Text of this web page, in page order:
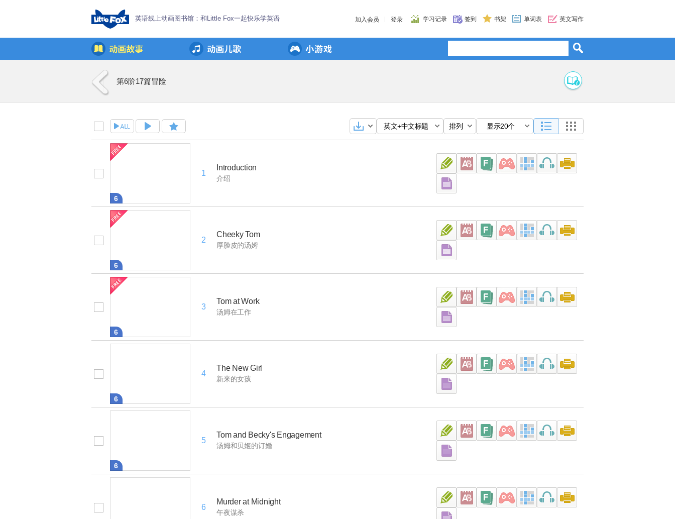
英语线上动画图书馆：和Little Fox一起快乐学英语 学习记录 签到 书架 单词表 英文写作
加入会员 登录
第6阶17篇冒险
英文+中文标题 排列 显示20个
6
1
Introduction
介绍
6
2
Cheeky Tom
厚脸皮的汤姆
6
3
Tom at Work
汤姆在工作
6
4
The New Girl
新来的女孩
6
5
Tom and Becky's Engagement
汤姆和贝姬的订婚
6
Murder at Midnight
午夜谋杀